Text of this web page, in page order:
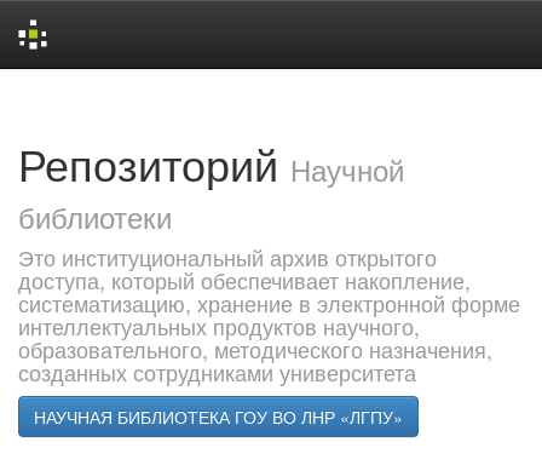
Репозиторий Научной
библиотеки
Это институциональный архив открытого
доступа, который обеспечивает накопление,
систематизацию, хранение в электронной форме
интеллектуальных продуктов научного,
образовательного, методического назначения,
созданных сотрудниками университета
НАУЧНАЯ БИБЛИОТЕКА ГОУ ВО ЛНР «ЛГПУ»